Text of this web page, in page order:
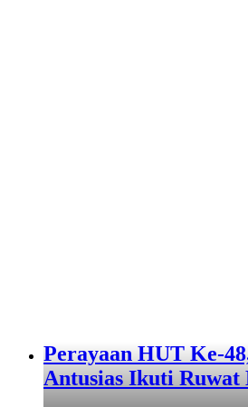
Perayaan HUT Ke-
Antusias Ikuti